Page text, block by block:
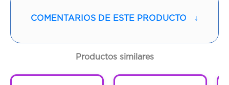
hidratante, que incluye múltiples activos
desde la primera aplicación y hasta por 24
horas contribuyendo a aumentar la
COMENTARIOS DE ESTE PRODUCTO ↓
Productos similares